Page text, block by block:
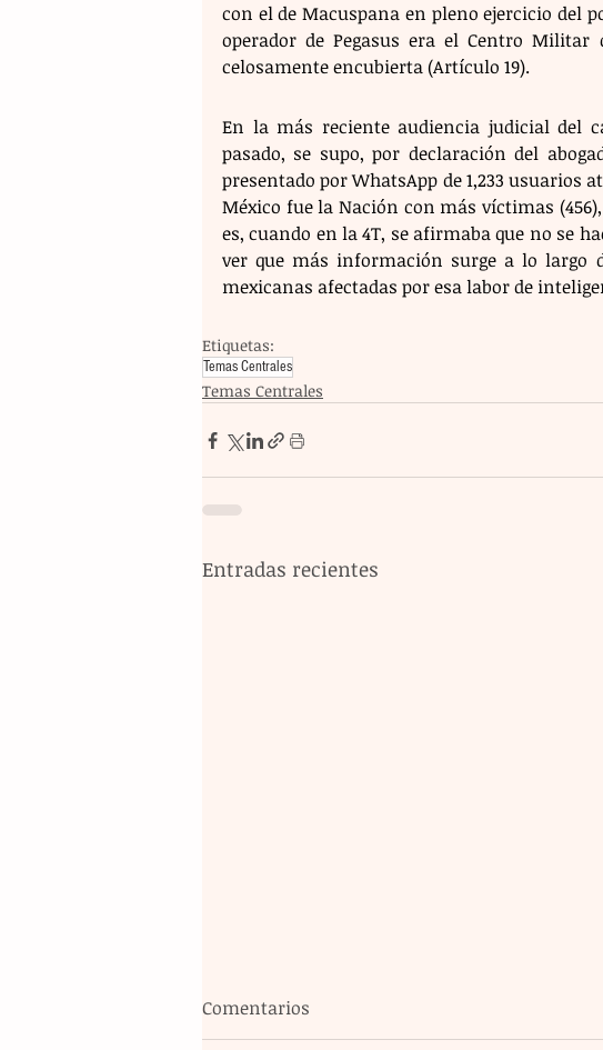
con el de Macuspana en pleno ejercicio del
operador de Pegasus era el Centro Militar
celosamente encubierta (Artículo 19).
En la más reciente audiencia judicial del
pasado, se supo, por declaración del
presentado por WhatsApp de 1,233 usuarios
México fue la Nación con más víctimas
es, cuando en la 4T, se afirmaba que no se
ver que más información surge a lo largo
mexicanas afectadas por esa labor de
Etiquetas:
Temas Centrales
Temas Centrales
Entradas recientes
Comentarios